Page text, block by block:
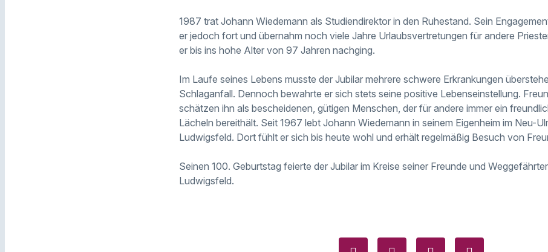
1987 trat Johann Wiedemann als Studiendirektor in den Ruhestand. Sein
er jedoch fort und übernahm noch viele Jahre Urlaubsvertretungen für andere
er bis ins hohe Alter von 97 Jahren nachging.
Im Laufe seines Lebens musste der Jubilar mehrere schwere Erkrankungen
Schlaganfall. Dennoch bewahrte er sich stets seine positive Lebenseinstellung.
schätzen ihn als bescheidenen, gütigen Menschen, der für andere immer ein
Lächeln bereithält. Seit 1967 lebt Johann Wiedemann in seinem Eigenheim im Neu-
Ludwigsfeld. Dort fühlt er sich bis heute wohl und erhält regelmäßig Besuch von
Seinen 100. Geburtstag feierte der Jubilar im Kreise seiner Freunde und
Ludwigsfeld.